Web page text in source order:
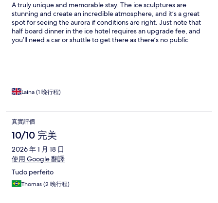
A truly unique and memorable stay. The ice sculptures are
stunning and create an incredible atmosphere, and it’s a great
spot for seeing the aurora if conditions are right. Just note that
half board dinner in the ice hotel requires an upgrade fee, and
you’ll need a car or shuttle to get there as there’s no public
Laina (1 晚行程)
真實評價
10/10 完美
2026 年 1 月 18 日
使用 Google 翻譯
Tudo perfeito
Thomas (2 晚行程)